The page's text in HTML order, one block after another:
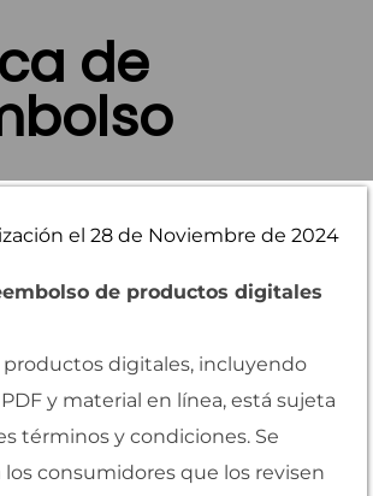
de
el 28 de Noviembre de 2024
de productos digitales
productos digitales, incluyendo
y material en línea, está sujeta
términos y condiciones. Se
consumidores que los revisen